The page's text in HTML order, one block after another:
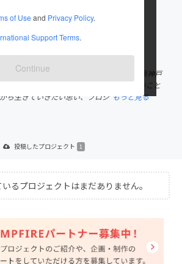
of Use and Privacy Policy.
Support Terms.
Continue
ジェクトを投稿しています
兵庫県
福岡県
トのさっきぃーと申します。 現在、兵庫県神戸
っていますが、残りの人生を自分のやりたいこと
ら生きていきたい思い、プロジ もっと見る
投稿したプロジェクト 1
るプロジェクトはまだありません。